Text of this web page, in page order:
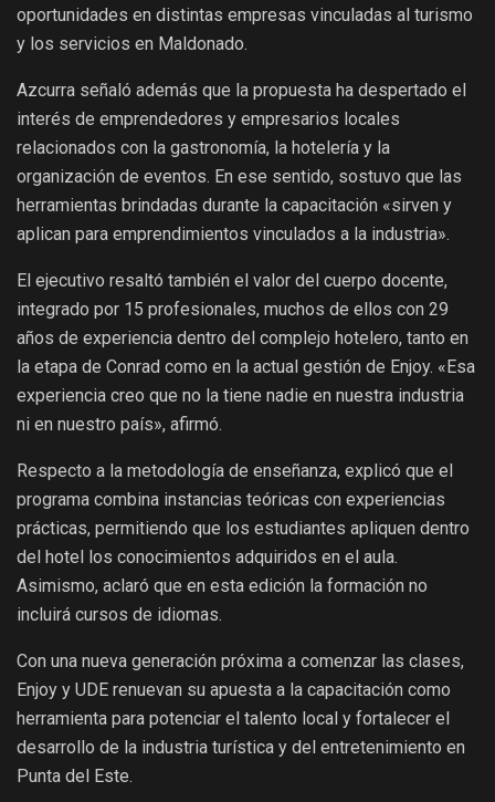
oportunidades en distintas empresas vinculadas al turismo
y los servicios en Maldonado.
Azcurra señaló además que la propuesta ha despertado el
interés de emprendedores y empresarios locales
relacionados con la gastronomía, la hotelería y la
organización de eventos. En ese sentido, sostuvo que las
herramientas brindadas durante la capacitación «sirven y
aplican para emprendimientos vinculados a la industria».
El ejecutivo resaltó también el valor del cuerpo docente,
integrado por 15 profesionales, muchos de ellos con 29
años de experiencia dentro del complejo hotelero, tanto en
la etapa de Conrad como en la actual gestión de Enjoy. «Esa
experiencia creo que no la tiene nadie en nuestra industria
ni en nuestro país», afirmó.
Respecto a la metodología de enseñanza, explicó que el
programa combina instancias teóricas con experiencias
prácticas, permitiendo que los estudiantes apliquen dentro
del hotel los conocimientos adquiridos en el aula.
Asimismo, aclaró que en esta edición la formación no
incluirá cursos de idiomas.
Con una nueva generación próxima a comenzar las clases,
Enjoy y UDE renuevan su apuesta a la capacitación como
herramienta para potenciar el talento local y fortalecer el
desarrollo de la industria turística y del entretenimiento en
Punta del Este.